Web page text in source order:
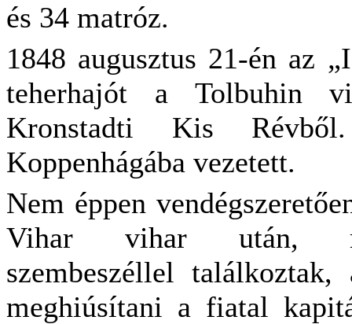
és 34 matróz.
1848 augusztus 21-én az
teherhajót a Tolbuhin
Kronstadti Kis
Koppenhágába vezetett.
Nem éppen
Vihar vihar után,
szembeszéllel
meghiúsítani a fiatal